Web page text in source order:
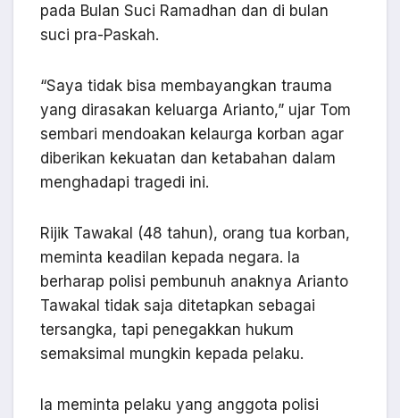
pada Bulan Suci Ramadhan dan di bulan
suci pra-Paskah.
“Saya tidak bisa membayangkan trauma
yang dirasakan keluarga Arianto,” ujar Tom
sembari mendoakan kelaurga korban agar
diberikan kekuatan dan ketabahan dalam
menghadapi tragedi ini.
Rijik Tawakal (48 tahun), orang tua korban,
meminta keadilan kepada negara. Ia
berharap polisi pembunuh anaknya Arianto
Tawakal tidak saja ditetapkan sebagai
tersangka, tapi penegakkan hukum
semaksimal mungkin kepada pelaku.
Ia meminta pelaku yang anggota polisi